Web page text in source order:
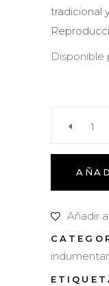
tradicional
Disponible
quantity
Añadir